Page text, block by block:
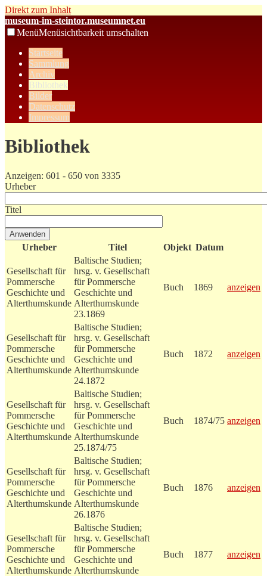
Direkt zum Inhalt
museum-im-steintor.museumnet.eu
MenüMenüsichtbarkeit umschalten
Startseite
Sammlung
Archiv
Bibliothek
Bilder
Datenschutz
Impressum
Bibliothek
Anzeigen: 601 - 650 von 3335
Urheber
Titel
Urheber Titel Objekt Datum
Gesellschaft für
Pommersche
Geschichte und
Alterthumskunde
Baltische Studien;
hrsg. v. Gesellschaft
für Pommersche
Geschichte und
Alterthumskunde
23.1869
Buch 1869 anzeigen
Gesellschaft für
Pommersche
Geschichte und
Alterthumskunde
Baltische Studien;
hrsg. v. Gesellschaft
für Pommersche
Geschichte und
Alterthumskunde
24.1872
Buch 1872 anzeigen
Gesellschaft für
Pommersche
Geschichte und
Alterthumskunde
Baltische Studien;
hrsg. v. Gesellschaft
für Pommersche
Geschichte und
Alterthumskunde
25.1874/75
Buch 1874/75 anzeigen
Gesellschaft für
Pommersche
Geschichte und
Alterthumskunde
Baltische Studien;
hrsg. v. Gesellschaft
für Pommersche
Geschichte und
Alterthumskunde
26.1876
Buch 1876 anzeigen
Gesellschaft für
Pommersche
Geschichte und
Alterthumskunde
Baltische Studien;
hrsg. v. Gesellschaft
für Pommersche
Geschichte und
Alterthumskunde
Buch 1877 anzeigen